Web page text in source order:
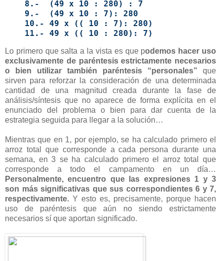
8.- (49 x 10 : 280) : 7
9.- (49 x 10 : 7): 280
10.- 49 x (( 10 : 7): 280)
11.- 49 x (( 10 : 280): 7)
Lo primero que salta a la vista es que podemos hacer uso
exclusivamente de paréntesis estrictamente necesarios
o bien utilizar también paréntesis “personales” que
sirven para reforzar la consideración de una determinada
cantidad de una magnitud creada durante la fase de
análisis/síntesis que no aparece de forma explícita en el
enunciado del problema o bien para dar cuenta de la
estrategia seguida para llegar a la solución…
Mientras que en 1, por ejemplo, se ha calculado primero el
arroz total que corresponde a cada persona durante una
semana, en 3 se ha calculado primero el arroz total que
corresponde a todo el campamento en un día…
Personalmente, encuentro que las expresiones 1 y 3
son más significativas que sus correspondientes 6 y 7,
respectivamente. Y esto es, precisamente, porque hacen
uso de paréntesis que aún no siendo estrictamente
necesarios sí que aportan significado.